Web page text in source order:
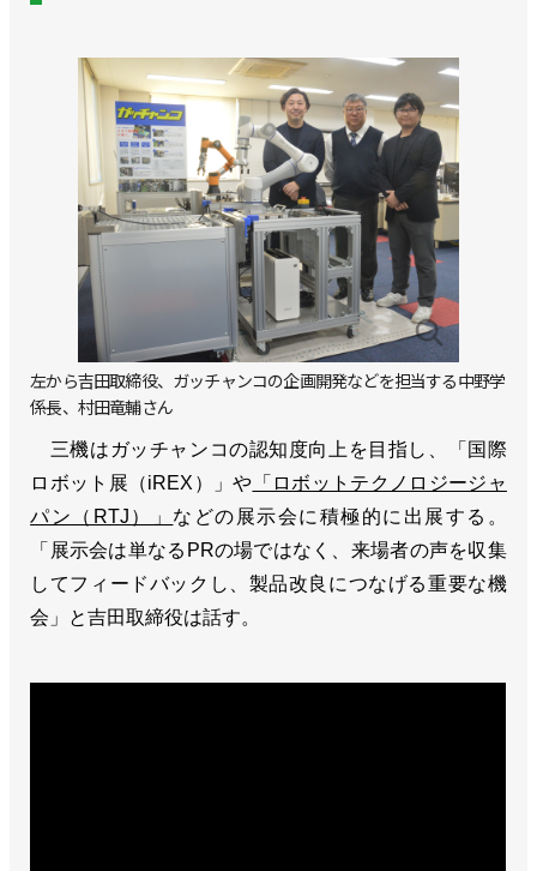
左から吉田取締役、ガッチャンコの企画開発などを担当する中野学
係長、村田竜輔さん
三機はガッチャンコの認知度向上を目指し、「国際
ロボット展（iREX）」や 「ロボットテクノロジージャ
パン（RTJ）」 などの展示会に積極的に出展する。
「展示会は単なるPRの場ではなく、来場者の声を収集
してフィードバックし、製品改良につなげる重要な機
会」と吉田取締役は話す。